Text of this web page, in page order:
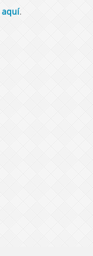
aquí.